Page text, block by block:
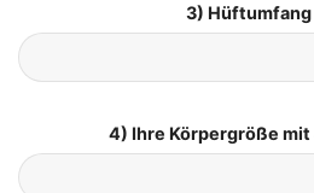
3) Hüftumfang
4) Ihre Körpergröße mit